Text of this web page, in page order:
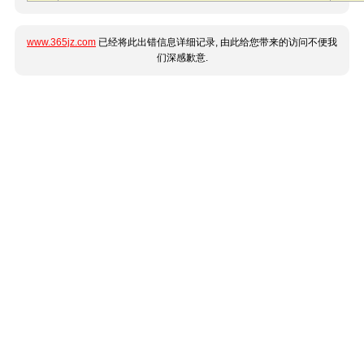
www.365jz.com 已经将此出错信息详细记录, 由此给您带来的访问不便我
们深感歉意.